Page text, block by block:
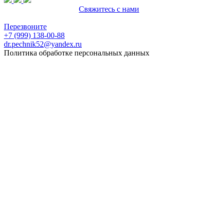
Свяжитесь с нами
Перезвоните
+7 (999) 138-00-88
dr.pechnik52@yandex.ru
Политика обработке персональных данных